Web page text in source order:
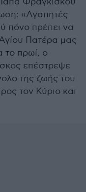
«Αγαπητές
πόνο πρέπει να
Πατέρα μας
το πρωί, ο
επέστρεψε
της ζωής του
τον Κύριο και